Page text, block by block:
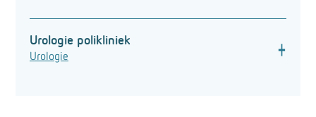
Locatie
Oss
Urologie polikliniek
Urologie